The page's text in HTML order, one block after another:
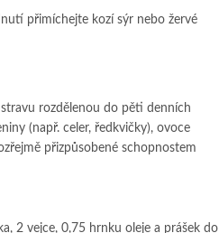
přimíchejte kozí sýr nebo žervé
rozdělenou do pěti denních
(např. celer, ředkvičky), ovoce
přizpůsobené schopnostem
2 vejce, 0,75 hrnku oleje a prášek do